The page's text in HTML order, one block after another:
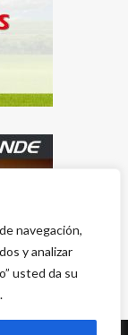
navegación,
y analizar
usted da su